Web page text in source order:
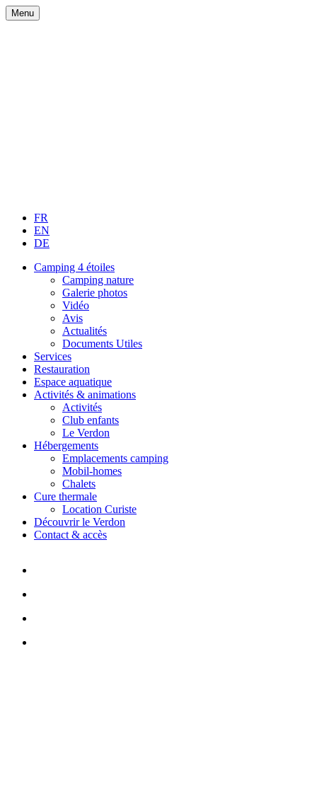
Menu
FR
EN
DE
Camping 4 étoiles
Camping nature
Galerie photos
Vidéo
Avis
Actualités
Documents Utiles
Services
Restauration
Espace aquatique
Activités & animations
Activités
Club enfants
Le Verdon
Hébergements
Emplacements camping
Mobil-homes
Chalets
Cure thermale
Location Curiste
Découvrir le Verdon
Contact & accès